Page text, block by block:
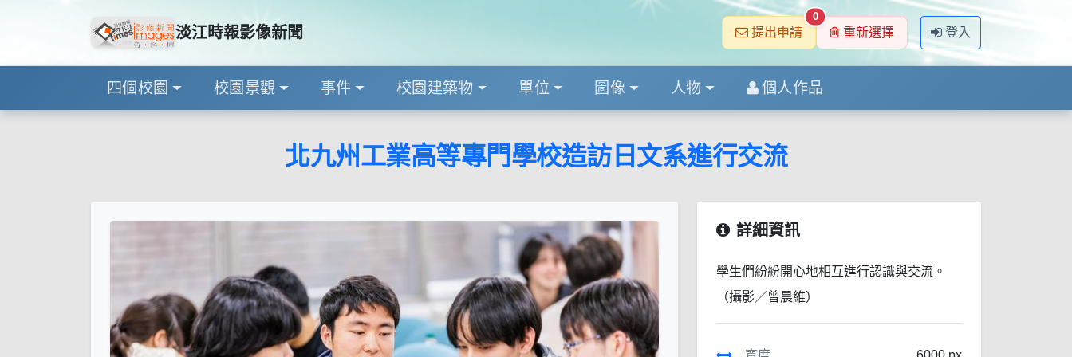
淡江時報影像新聞 提出申請
0
重新選擇 登入
四個校園 校園景觀 事件 校園建築物 單位 圖像 人物 個人作品
北九州工業高等專門學校造訪日文系進行交流
詳細資訊
學生們紛紛開心地相互進行認識與交流。
（攝影／曾晨維）